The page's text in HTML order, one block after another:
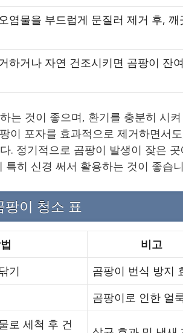
염물을 부드럽게 문질러 제거 후, 깨
하거나 자연 건조시키면 곰팡이 잔
는 것이 좋으며, 환기를 충분히 시
이 포자를 효과적으로 제거하면서
. 정기적으로 곰팡이 발생이 잦은
히 신경 써서 활용하는 것이 좋습
팡이 청소 표
비고
기
곰팡이 번식 방지
곰팡이로 인한 얼
로 세척 후 건